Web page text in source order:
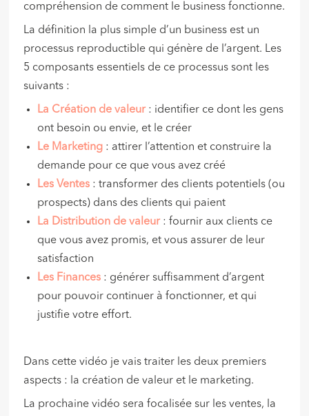
compréhension de comment le business fonctionne.
La définition la plus simple d’un business est un
processus reproductible qui génère de l’argent. Les
5 composants essentiels de ce processus sont les
suivants :
La Création de valeur : identifier ce dont les gens
ont besoin ou envie, et le créer
Le Marketing : attirer l’attention et construire la
demande pour ce que vous avez créé
Les Ventes : transformer des clients potentiels (ou
prospects) dans des clients qui paient
La Distribution de valeur : fournir aux clients ce
que vous avez promis, et vous assurer de leur
satisfaction
Les Finances : générer suffisamment d’argent
pour pouvoir continuer à fonctionner, et qui
justifie votre effort.
Dans cette vidéo je vais traiter les deux premiers
aspects : la création de valeur et le marketing.
La prochaine vidéo sera focalisée sur les ventes, la